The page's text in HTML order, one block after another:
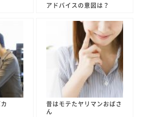
アドバイスの意図は？
昔はモテたヤリマンおばさ
ん